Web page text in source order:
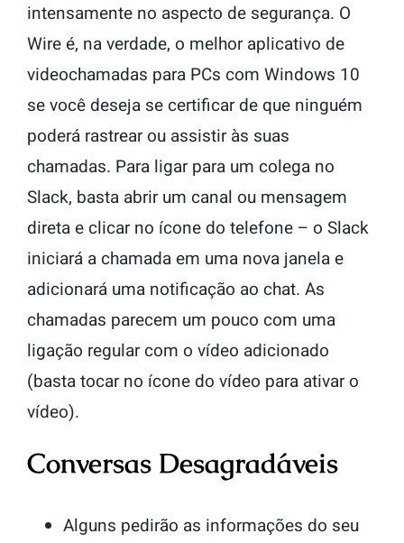
intensamente no aspecto de segurança. O
Wire é, na verdade, o melhor aplicativo de
videochamadas para PCs com Windows 10
se você deseja se certificar de que ninguém
poderá rastrear ou assistir às suas
chamadas. Para ligar para um colega no
Slack, basta abrir um canal ou mensagem
direta e clicar no ícone do telefone – o Slack
iniciará a chamada em uma nova janela e
adicionará uma notificação ao chat. As
chamadas parecem um pouco com uma
ligação regular com o vídeo adicionado
(basta tocar no ícone do vídeo para ativar o
vídeo).
Conversas Desagradáveis
Alguns pedirão as informações do seu